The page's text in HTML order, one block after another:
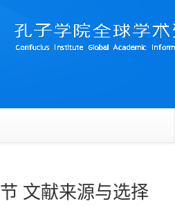
来源与选择